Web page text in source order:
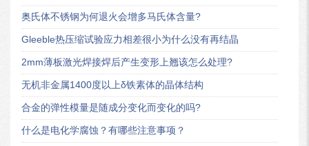
奥氏体不锈钢为何退火会增多马氏体含量?
Gleeble热压缩试验应力相差很小为什么没有再结晶
2mm薄板激光焊接焊后产生变形上翘该怎么处理?
无机非金属1400度以上δ铁素体的晶体结构
合金的弹性模量是随成分变化而变化的吗?
什么是电化学腐蚀？有哪些注意事项？